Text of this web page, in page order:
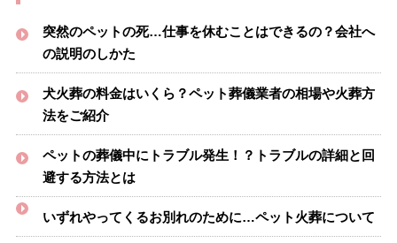
突然のペットの死…仕事を休むことはできるの？会社へ
の説明のしかた
犬火葬の料金はいくら？ペット葬儀業者の相場や火葬方
法をご紹介
ペットの葬儀中にトラブル発生！？トラブルの詳細と回
避する方法とは
いずれやってくるお別れのために…ペット火葬について